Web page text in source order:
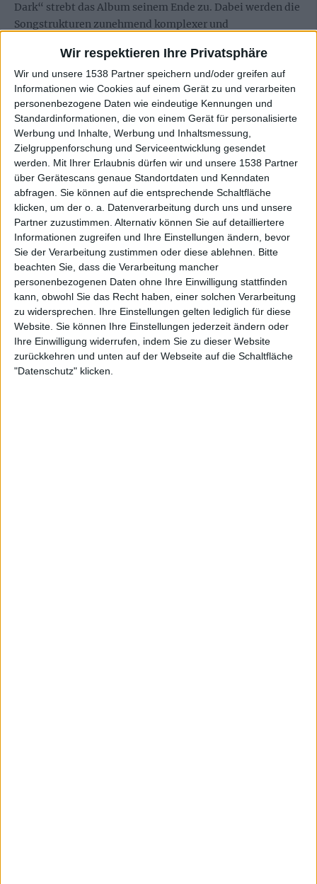
Wir respektieren Ihre Privatsphäre
Wir und unsere 1538 Partner speichern und/oder greifen auf
Informationen wie Cookies auf einem Gerät zu und verarbeiten
personenbezogene Daten wie eindeutige Kennungen und
Standardinformationen, die von einem Gerät für personalisierte
Werbung und Inhalte, Werbung und Inhaltsmessung,
Zielgruppenforschung und Serviceentwicklung gesendet
werden.
Mit Ihrer Erlaubnis dürfen wir und unsere 1538 Partner
über Gerätescans genaue Standortdaten und Kenndaten
abfragen. Sie können auf die entsprechende Schaltfläche
klicken, um der o. a. Datenverarbeitung durch uns und unsere
Partner zuzustimmen. Alternativ können Sie auf detailliertere
Informationen zugreifen und Ihre Einstellungen ändern, bevor
Sie der Verarbeitung zustimmen oder diese ablehnen.
Bitte
beachten Sie, dass die Verarbeitung mancher
personenbezogenen Daten ohne Ihre Einwilligung stattfinden
kann, obwohl Sie das Recht haben, einer solchen Verarbeitung
zu widersprechen. Ihre Einstellungen gelten lediglich für diese
Website. Sie können Ihre Einstellungen jederzeit ändern oder
Ihre Einwilligung widerrufen, indem Sie zu dieser Website
zurückkehren und unten auf der Webseite auf die Schaltfläche
"Datenschutz" klicken.
Dark“ strebt das Album seinem Ende zu. Dabei werden die
Songstrukturen zunehmend komplexer und
auch an Härte wird nicht gespart. Der krönende Abschluss
kommt mit dem Titeltrack „Seducia“, das mit einem
kurzen Percussion-Intro recht harmlos beginnt, sich dann
jedoch immer weiter steigert. Aggressivität bestimmt
längst nicht mehr nur die Musik, auch die Texte schlagen
hier einen schärferen Ton an und gipfeln schließlich im
manisch herausgebrüllten „we’ll make you twist and turn
/ we’ll make you bleed and burn“. Mit orchestralem
Bombast und gigantischen Melodiebögen endet so dieses
faszinierende Album, auf das sich jeder, der sich nicht für
seine romantische Ader schämt, unbedingt einlassen
sollte.
Zur Startseite
Florian Schörg